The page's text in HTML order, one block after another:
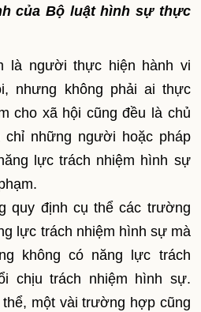
của Bộ luật hình sự thực
là người thực hiện hành vi
nhưng không phải ai thực
cho xã hội cũng đều là chủ
chỉ những người hoặc pháp
lực trách nhiệm hình sự
quy định cụ thể các trường
lực trách nhiệm hình sự mà
không có năng lực trách
chịu trách nhiệm hình sự.
một vài trường hợp cũng